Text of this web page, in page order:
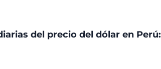
del precio del dólar en Perú: